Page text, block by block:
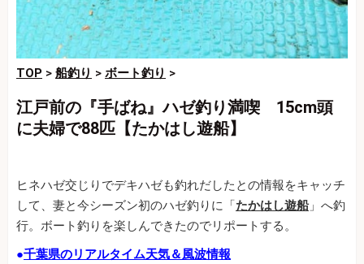
TOP > 船釣り > ボート釣り >
江戸前の『手ばね』ハゼ釣り満喫 15cm頭
に夫婦で88匹【たかはし遊船】
ヒネハゼ交じりでデキハゼも釣れだしたとの情報をキャッチ
して、妻と今シーズン初のハゼ釣りに「たかはし遊船」へ釣
行。ボート釣りを楽しんできたのでリポートする。
●千葉県のリアルタイム天気＆風波情報